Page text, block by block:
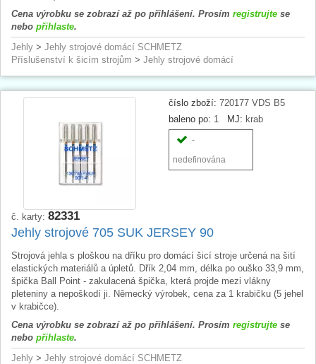
Cena výrobku se zobrazí až po přihlášení. Prosím registrujte se
nebo přihlaste.
Jehly > Jehly strojové domácí SCHMETZ
Příslušenství k šicím strojům > Jehly strojové domácí
číslo zboží: 720177 VDS B5
baleno po: 1 MJ: krab
-
nedefinována
č. karty: 82331
Jehly strojové 705 SUK JERSEY 90
Strojová jehla s ploškou na dříku pro domácí šicí stroje určená na šití
elastických materiálů a úpletů. Dřík 2,04 mm, délka po ouško 33,9 mm,
špička Ball Point - zakulacená špička, která projde mezi vlákny
pleteniny a nepoškodí ji. Německý výrobek, cena za 1 krabičku (5 jehel
v krabičce).
Cena výrobku se zobrazí až po přihlášení. Prosím registrujte se
nebo přihlaste.
Jehly > Jehly strojové domácí SCHMETZ